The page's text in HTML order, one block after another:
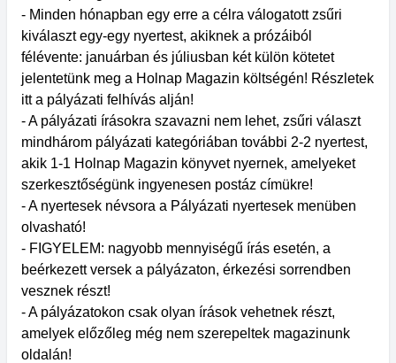
- Minden hónapban egy erre a célra válogatott zsűri
kiválaszt egy-egy nyertest, akiknek a prózáiból
félévente: januárban és júliusban két külön kötetet
jelentetünk meg a Holnap Magazin költségén! Részletek
itt a pályázati felhívás alján!
- A pályázati írásokra szavazni nem lehet, zsűri választ
mindhárom pályázati kategóriában további 2-2 nyertest,
akik 1-1 Holnap Magazin könyvet nyernek, amelyeket
szerkesztőségünk ingyenesen postáz címükre!
- A nyertesek névsora a Pályázati nyertesek menüben
olvasható!
- FIGYELEM: nagyobb mennyiségű írás esetén, a
beérkezett versek a pályázaton, érkezési sorrendben
vesznek részt!
- A pályázatokon csak olyan írások vehetnek részt,
amelyek előzőleg még nem szerepeltek magazinunk
oldalán!